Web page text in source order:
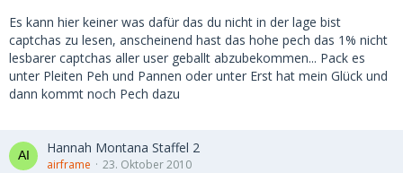
Es kann hier keiner was dafür das du nicht in der lage bist
captchas zu lesen, anscheinend hast das hohe pech das 1% nicht
lesbarer captchas aller user geballt abzubekommen... Pack es
unter Pleiten Peh und Pannen oder unter Erst hat mein Glück und
dann kommt noch Pech dazu
Hannah Montana Staffel 2
airframe 23. Oktober 2010